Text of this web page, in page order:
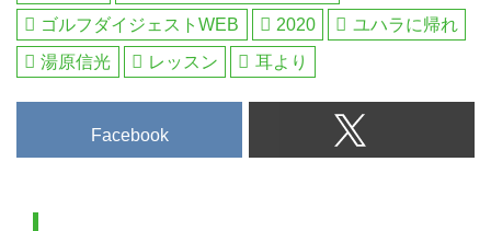
ゴルフダイジェストWEB
2020
ユハラに帰れ
湯原信光
レッスン 耳より
Facebook